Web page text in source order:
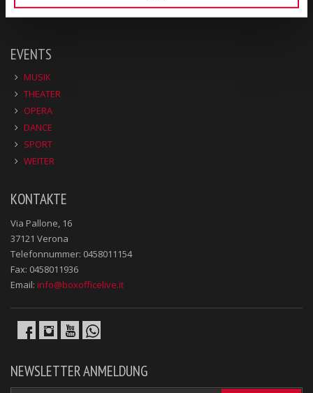
EVENTS
MUSIK
THEATER
OPERA
DANCE
SPORT
WEITER
KONTAKTE
Via Pallone, 16
37121 Verona
Telefonnummer: 0458011154
Fax: 0458011936
Email: info@boxofficelive.it
NEWSLETTER ANMELDUNG